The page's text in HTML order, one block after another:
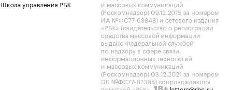
Школа управления РБК
и массовых коммуникаций
(Роскомнадзор) 09.12.2015 за номером
ИА №ФС77-63848) и сетевого издания
«РБК» (свидетельство о регистрации
средства массовой информации
выдано Федеральной службой
по надзору в сфере связи,
информационных технологий
и массовых коммуникаций
(Роскомнадзор) 03.12.2021 за номером
ЭЛ №ФС77-82385) сопровождаются